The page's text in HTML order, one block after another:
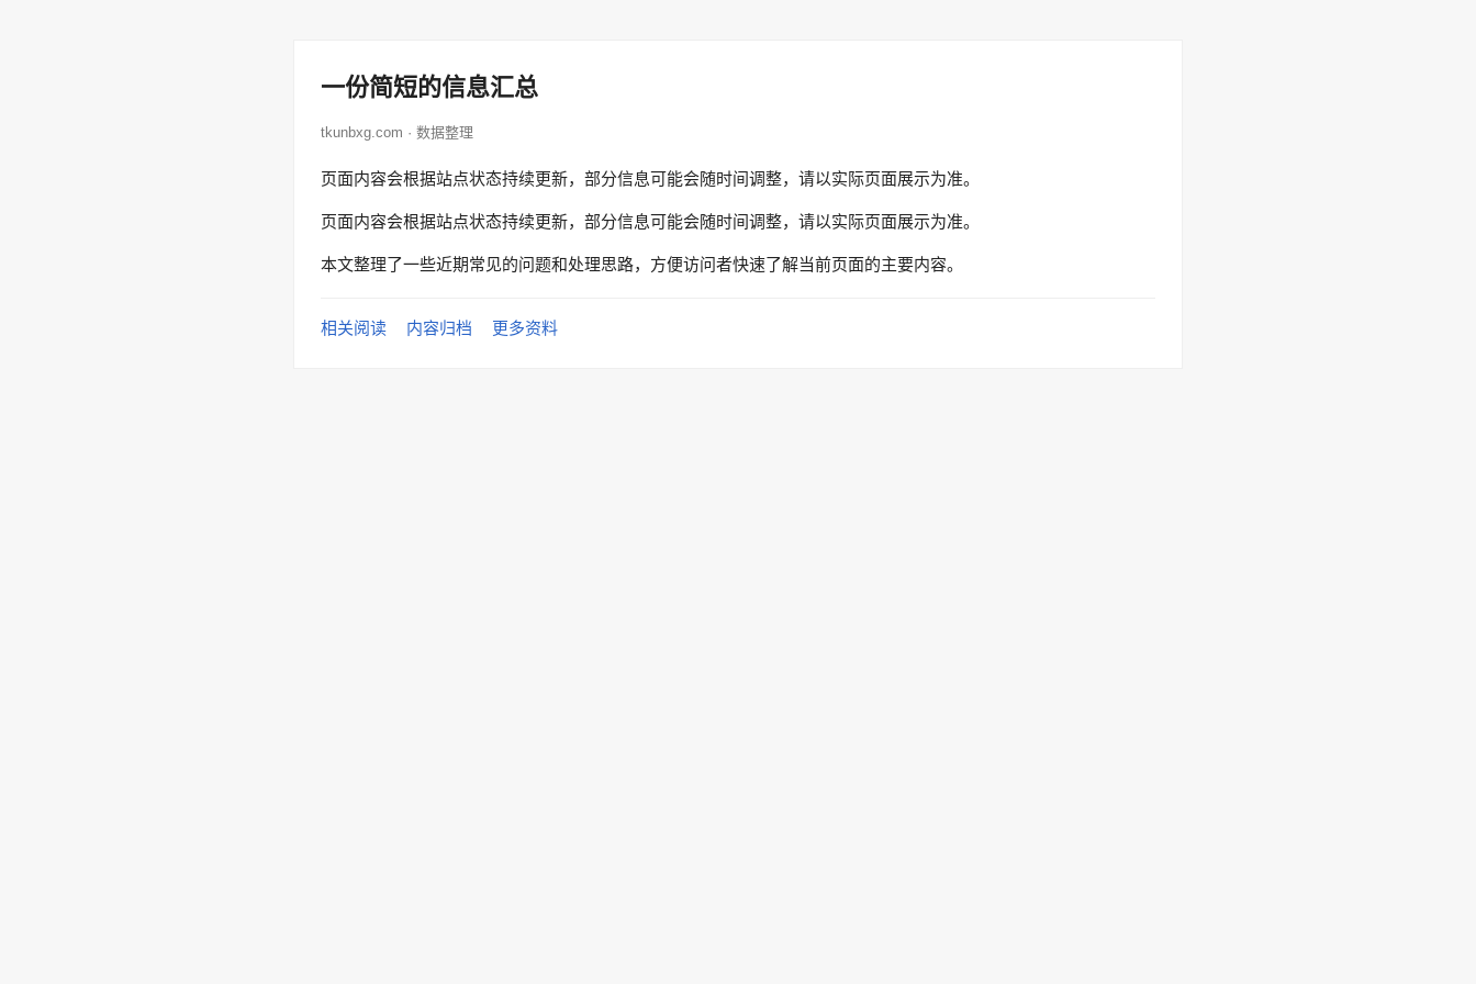
一份简短的信息汇总
tkunbxg.com · 数据整理
页面内容会根据站点状态持续更新，部分信息可能会随时间调整，请以实际页面展示为准。
页面内容会根据站点状态持续更新，部分信息可能会随时间调整，请以实际页面展示为准。
本文整理了一些近期常见的问题和处理思路，方便访问者快速了解当前页面的主要内容。
相关阅读 内容归档 更多资料